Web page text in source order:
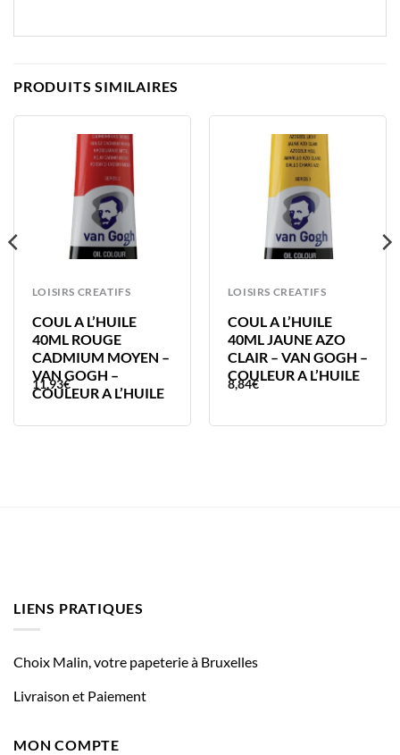
PRODUITS SIMILAIRES
LOISIRS CREATIFS
COUL A L’HUILE
40ML ROUGE
CADMIUM MOYEN –
VAN GOGH –
COULEUR A L’HUILE
11,93€
LOISIRS CREATIFS
COUL A L’HUILE
40ML JAUNE AZO
CLAIR – VAN GOGH –
COULEUR A L’HUILE
8,84€
LIENS PRATIQUES
Choix Malin, votre papeterie à Bruxelles
Livraison et Paiement
MON COMPTE